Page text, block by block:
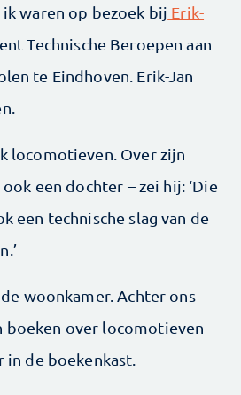
waren op bezoek bij Erik-
Technische Beroepen aan
te Eindhoven. Erik-Jan
locomotieven. Over zijn
een dochter – zei hij: ‘Die
een technische slag van de
woonkamer. Achter ons
boeken over locomotieven
de boekenkast.